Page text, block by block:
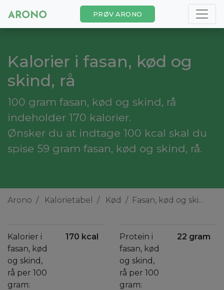
PRØV ARONO
Kalorier i fasan, kød og
skind, rå
100 gram fasan, kød og skind, rå
indeholder 170 kalorier.
Ønsker du at indtage 100 kcal skal du
spise 59 gram fasan, kød og skind, rå.
Arono Kalorietabel Kød Fasan, kød og skind, rå
Kalorier i
fasan, kød
og skind,
rå per 100
gram:
170 kcal
Protein i
fasan, kød
og skind,
rå per 100
gram:
22 gram